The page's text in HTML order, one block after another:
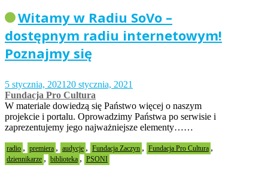
Witamy w Radiu SoVo –
dostępnym radiu internetowym!
Poznajmy się
5 stycznia, 2021 20 stycznia, 2021
Fundacja Pro Cultura
W materiale dowiedzą się Państwo więcej o naszym
projekcie i portalu. Oprowadzimy Państwa po serwisie i
zaprezentujemy jego najważniejsze elementy……
radio , premiera , audycje , Fundacja Zaczyn , Fundacja Pro Cultura ,
dziennikarze , biblioteka , PSONI